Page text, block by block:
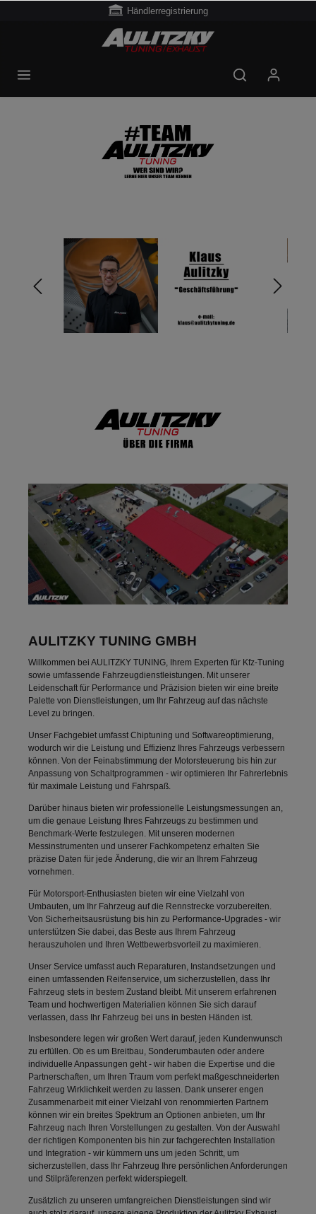
Händlerregistrierung
AULITZKY TUNING GMBH
Willkommen bei AULITZKY TUNING, Ihrem Experten für Kfz-Tuning
sowie umfassende Fahrzeugdienstleistungen. Mit unserer
Leidenschaft für Performance und Präzision bieten wir eine breite
Palette von Dienstleistungen, um Ihr Fahrzeug auf das nächste
Level zu bringen.
Unser Fachgebiet umfasst Chiptuning und Softwareoptimierung,
wodurch wir die Leistung und Effizienz Ihres Fahrzeugs verbessern
können. Von der Feinabstimmung der Motorsteuerung bis hin zur
Anpassung von Schaltprogrammen - wir optimieren Ihr Fahrerlebnis
für maximale Leistung und Fahrspaß.
Darüber hinaus bieten wir professionelle Leistungsmessungen an,
um die genaue Leistung Ihres Fahrzeugs zu bestimmen und
Benchmark-Werte festzulegen. Mit unseren modernen
Messinstrumenten und unserer Fachkompetenz erhalten Sie
präzise Daten für jede Änderung, die wir an Ihrem Fahrzeug
vornehmen.
Für Motorsport-Enthusiasten bieten wir eine Vielzahl von
Umbauten, um Ihr Fahrzeug auf die Rennstrecke vorzubereiten.
Von Sicherheitsausrüstung bis hin zu Performance-Upgrades - wir
unterstützen Sie dabei, das Beste aus Ihrem Fahrzeug
herauszuholen und Ihren Wettbewerbsvorteil zu maximieren.
Unser Service umfasst auch Reparaturen, Instandsetzungen und
einen umfassenden Reifenservice, um sicherzustellen, dass Ihr
Fahrzeug stets in bestem Zustand bleibt. Mit unserem erfahrenen
Team und hochwertigen Materialien können Sie sich darauf
verlassen, dass Ihr Fahrzeug bei uns in besten Händen ist.
Insbesondere legen wir großen Wert darauf, jeden Kundenwunsch
zu erfüllen. Ob es um Breitbau, Sonderumbauten oder andere
individuelle Anpassungen geht - wir haben die Expertise und die
Partnerschaften, um Ihren Traum vom perfekt maßgeschneiderten
Fahrzeug Wirklichkeit werden zu lassen. Dank unserer engen
Zusammenarbeit mit einer Vielzahl von renommierten Partnern
können wir ein breites Spektrum an Optionen anbieten, um Ihr
Fahrzeug nach Ihren Vorstellungen zu gestalten. Von der Auswahl
der richtigen Komponenten bis hin zur fachgerechten Installation
und Integration - wir kümmern uns um jeden Schritt, um
sicherzustellen, dass Ihr Fahrzeug Ihre persönlichen Anforderungen
und Stilpräferenzen perfekt widerspiegelt.
Zusätzlich zu unseren umfangreichen Dienstleistungen sind wir